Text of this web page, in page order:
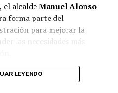
el alcaldeManuel Alonso
forma parte del
para mejorar la
las necesidades más
que los trabajos fueron
LEYENDO